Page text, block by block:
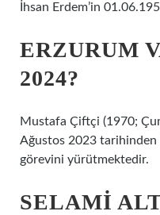
İhsan Erdem’in
ERZURUM
2024?
Mustafa Çiftçi (1970;
Ağustos 2023
görevini yürütmektedir.
SELAMI